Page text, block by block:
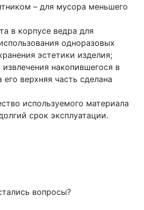
– для мусора меньшего
в корпусе ведра для
одноразовых
эстетики изделия;
накопившегося в
верхняя часть сделана
используемого материала
срок эксплуатации.
вопросы?